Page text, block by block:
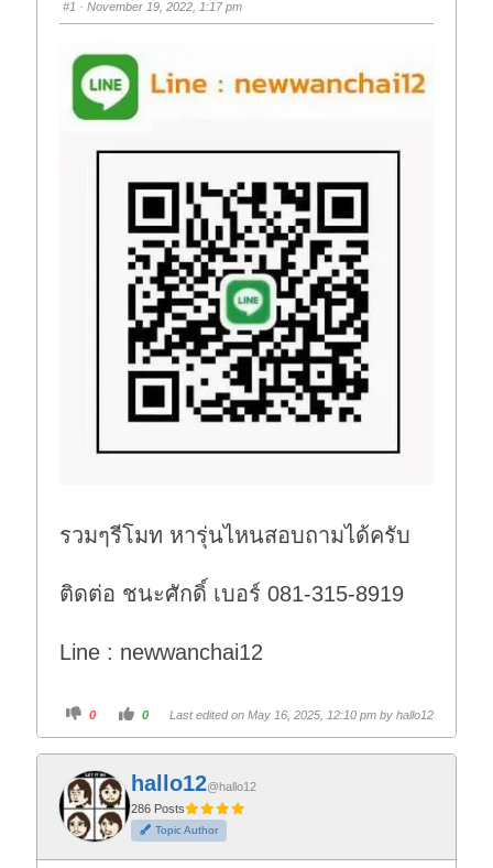
#1 · November 19, 2022, 1:17 pm
รวมๆรีโมท หารุ่นไหนสอบถามได้ครับ
ติดต่อ ชนะศักดิ์ เบอร์ 081-315-8919
Line : newwanchai12
C
i
k
f
o
r
t
h
u
m
0
C
i
k
o
r
t
h
u
m
0 Last edited on May 16, 2025, 12:10 pm by hallo12
hallo12@hallo12
286 Posts
Topic Author